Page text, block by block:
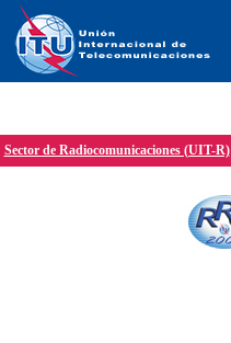
Sector de Radiocomunicaciones (UIT-R)